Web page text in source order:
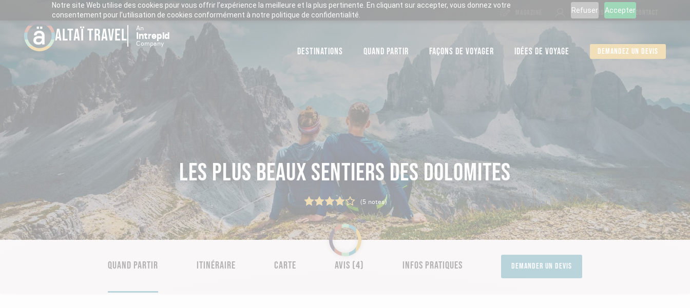
Notre site Web utilise des cookies pour vous offrir l’expérience la meilleure et la plus pertinente. En cliquant sur accepter, vous donnez votre
consentement pour l’utilisation de cookies conformément à notre politique de confidentialité.
Refuser Accepter
ALTAÏ TRAVEL An
Intrepid
Company
ESPACE PERSO
DESTINATIONS QUAND PARTIR FAÇONS DE VOYAGER IDÉES DE VOYAGE Demandez un devis
LES PLUS BEAUX SENTIERS DES DOLOMITES
(5 notes)
QUAND PARTIR ITINÉRAIRE CARTE AVIS (4) INFOS PRATIQUES Demander un devis